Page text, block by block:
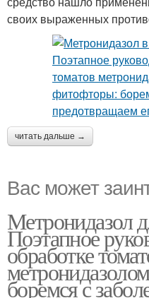
своих выраженных
читать дальше →
Вас может
Метронидазол
Поэтапное
обработке
боремся с